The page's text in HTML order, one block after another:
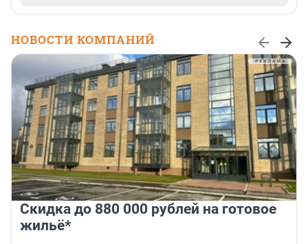
НОВОСТИ КОМПАНИЙ
Скидка до 880 000 рублей на готовое
жильё*